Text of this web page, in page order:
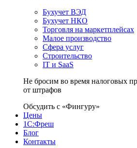
Бухучет ВЭД
Бухучет НКО
Торговля на маркетплейсах
Малое производство
Сфера услуг
Строительство
IT и SaaS
Не бросим во время налоговых
от штрафов
Обсудить с «Фингуру»
Цены
1С:Фреш
Блог
Контакты